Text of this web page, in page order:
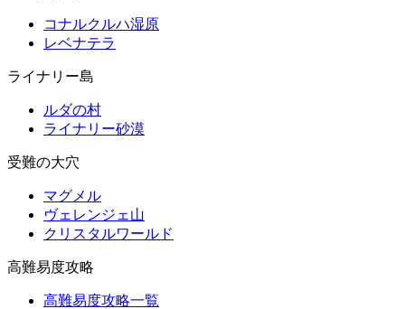
コナルクルハ湿原
レベナテラ
ライナリー島
ルダの村
ライナリー砂漠
受難の大穴
マグメル
ヴェレンジェ山
クリスタルワールド
高難易度攻略
高難易度攻略一覧